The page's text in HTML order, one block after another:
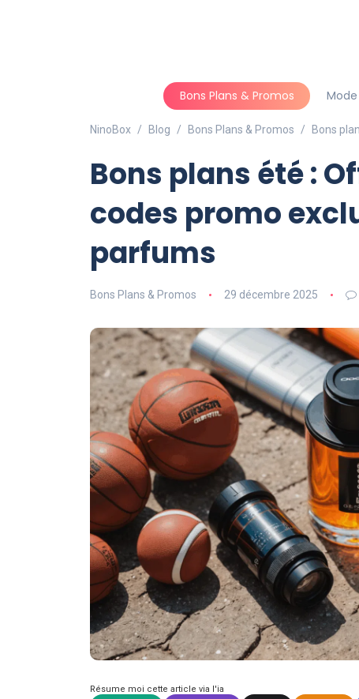
Bons Plans & Promos
NinoBox Blog Bons Plans & Promos Bons
Bons plans été :
codes promo
parfums
Bons Plans & Promos 29 décembre 2025
Résume moi cette article via l'ia